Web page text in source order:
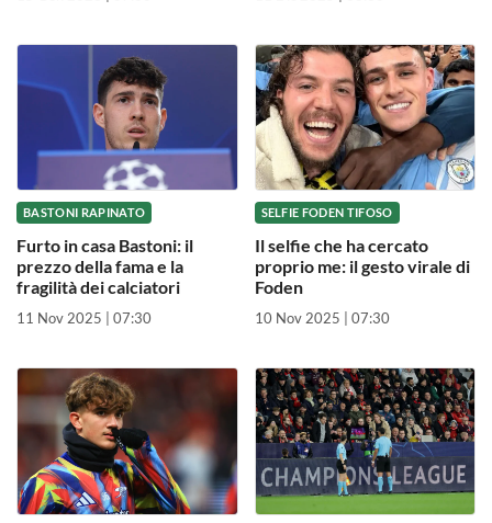
BASTONI RAPINATO
Furto in casa Bastoni: il
prezzo della fama e la
fragilità dei calciatori
11 Nov 2025 | 07:30
SELFIE FODEN TIFOSO
Il selfie che ha cercato
proprio me: il gesto virale di
Foden
10 Nov 2025 | 07:30